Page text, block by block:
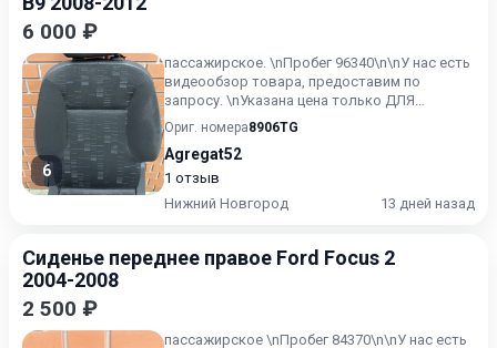
6 000 ₽
6
пассажирское. \nПробег 96340\n\nУ нас есть
видеообзор товара, предоставим по
запросу. \nУказана цена только ДЛЯ
ПОЛЬЗОВАТЕЛЕЙ текущего ресур...
Ориг. номера8906TG
Agregat52
1 отзыв
Нижний Новгород
13 дней назад
Сиденье переднее правое Ford Focus 2
2004-2008
2 500 ₽
пассажирское \nПробег 84370\n\nУ нас есть